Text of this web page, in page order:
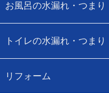
お風呂の水漏れ・つまり
トイレの水漏れ・つまり
リフォーム